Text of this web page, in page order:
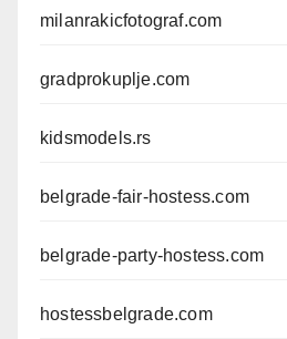
milanrakicfotograf.com
gradprokuplje.com
kidsmodels.rs
belgrade-fair-hostess.com
belgrade-party-hostess.com
hostessbelgrade.com